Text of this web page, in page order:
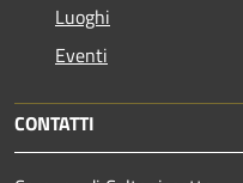
Luoghi
Eventi
CONTATTI